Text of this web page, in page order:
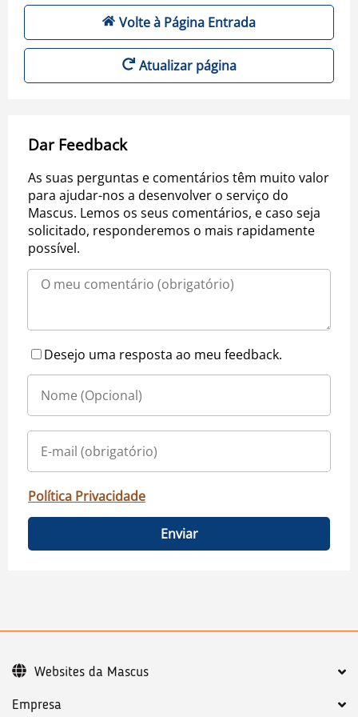
Volte à Página Entrada
Atualizar página
Dar Feedback
As suas perguntas e comentários têm muito valor
para ajudar-nos a desenvolver o serviço do
Mascus. Lemos os seus comentários, e caso seja
solicitado, responderemos o mais rapidamente
possível.
Desejo uma resposta ao meu feedback.
Política Privacidade
Enviar
Empresa
Websites da Mascus